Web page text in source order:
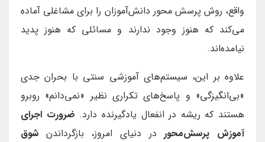
واقع، روش پرسش محور دانش‌آموزان را برای مشاغلی آماده
می‌کند که هنوز وجود ندارند و مسائلی که هنوز پدید
نیامده‌اند.
علاوه بر این، سیستم‌های آموزشی سنتی با بحران جدی
«بی‌انگیزگی» و پاسخ‌های تکراری نظیر «نمی‌دانم» روبرو
هستند که ریشه در انفعال یادگیرنده دارد. ضرورت اجرای
آموزش پرسش‌محور در دنیای امروز، بازگرداندن شوق